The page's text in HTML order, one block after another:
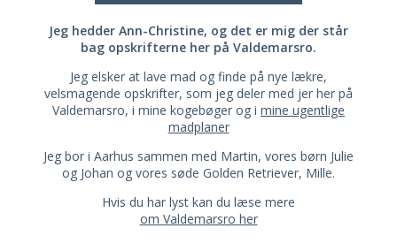
Jeg hedder Ann-Christine, og det er mig der står
bag opskrifterne her på Valdemarsro.
Jeg elsker at lave mad og finde på nye lækre,
velsmagende opskrifter, som jeg deler med jer her på
Valdemarsro, i mine kogebøger og i mine ugentlige
madplaner
Jeg bor i Aarhus sammen med Martin, vores børn Julie
og Johan og vores søde Golden Retriever, Mille.
Hvis du har lyst kan du læse mere
om Valdemarsro her